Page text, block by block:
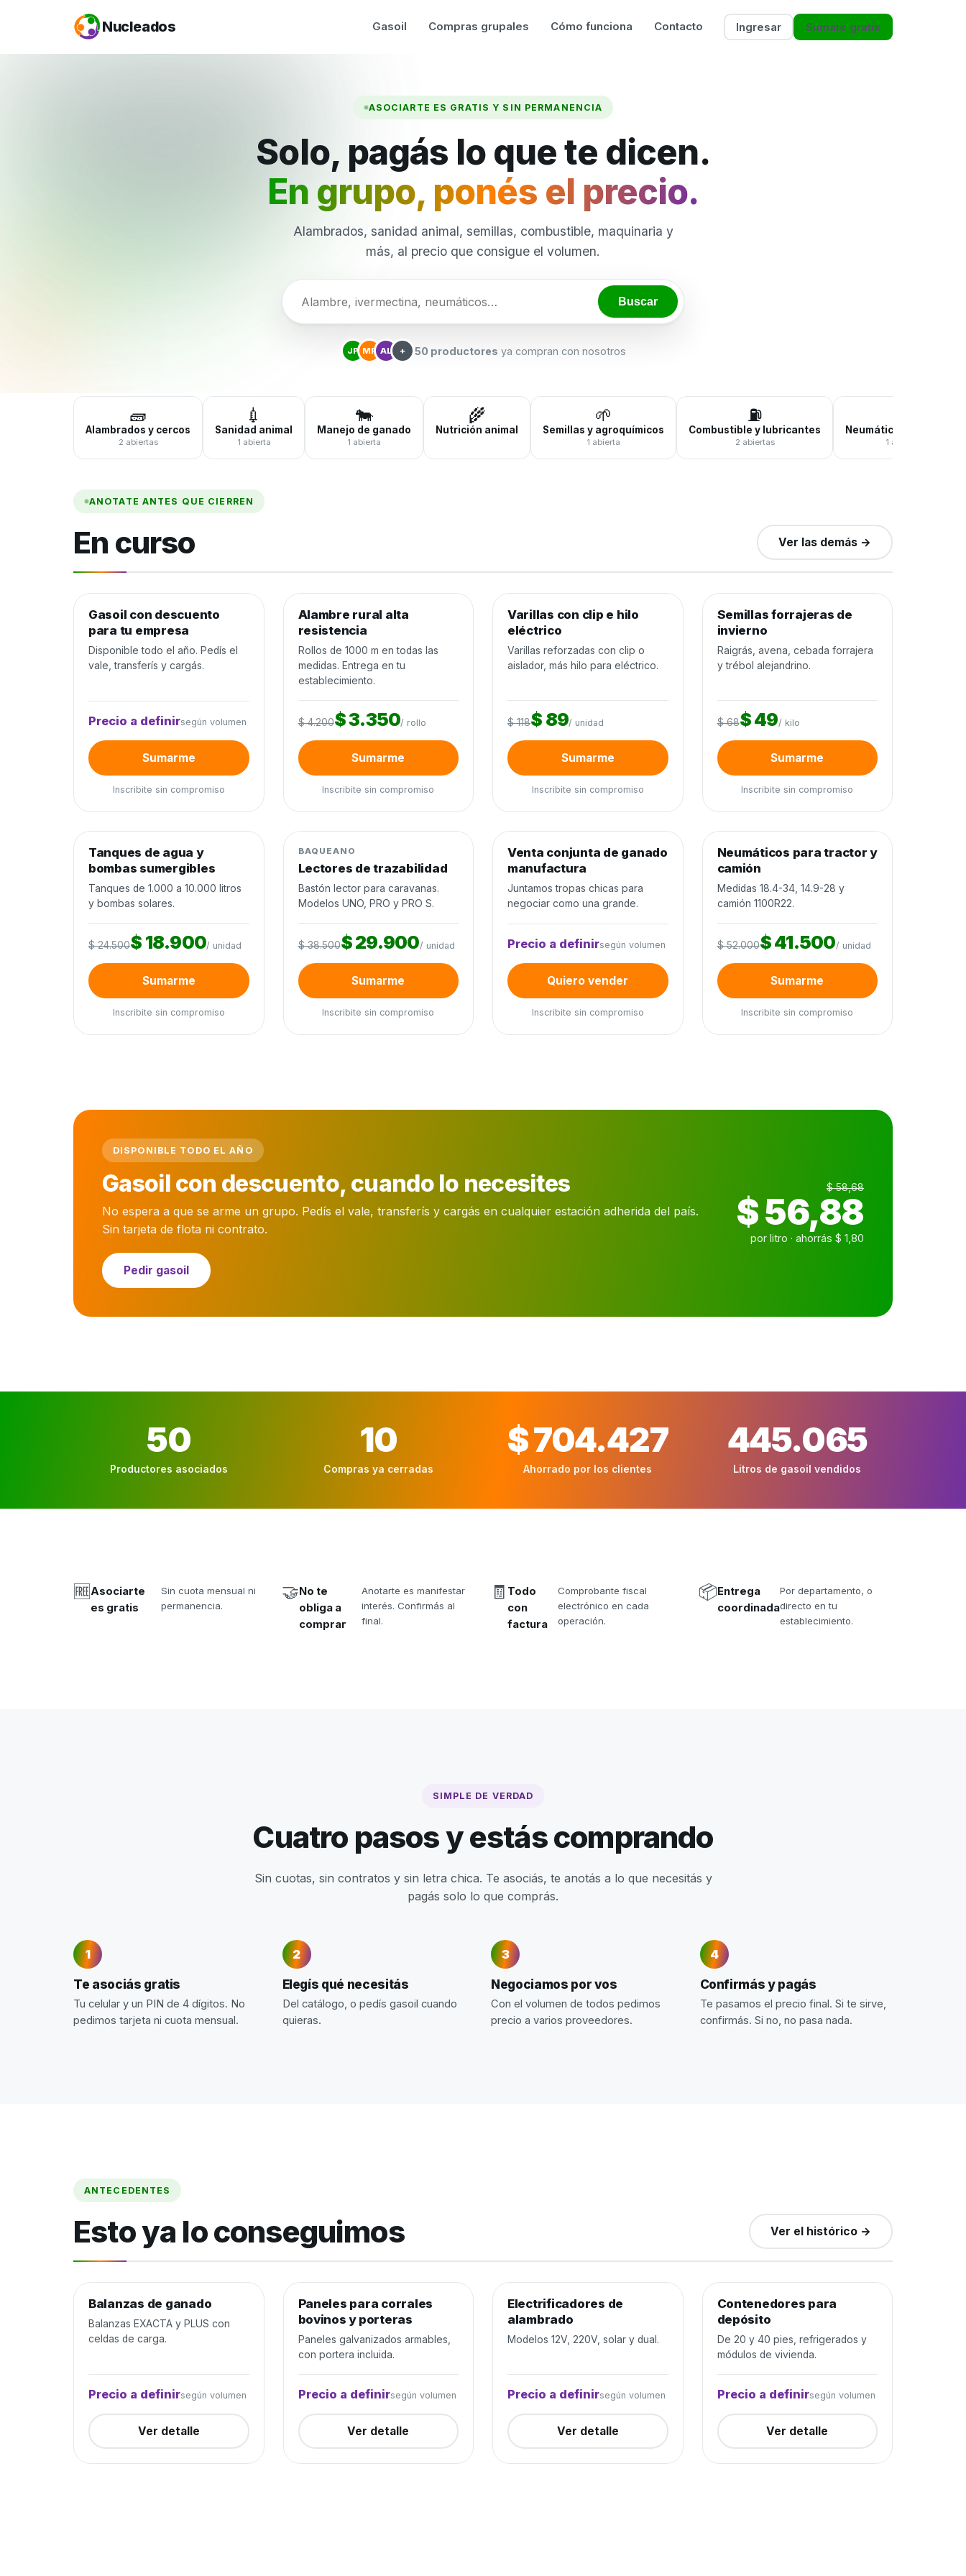
Nucleados Gasoil Compras grupales Cómo funciona Contacto Ingresar Sumate gratis
ASOCIARTE ES GRATIS Y SIN PERMANENCIA
Solo, pagás lo que te dicen.
En grupo, ponés el precio.
Alambrados, sanidad animal, semillas, combustible, maquinaria y
más, al precio que consigue el volumen.
Buscar
JP MR AL + 50 productores ya compran con nosotros
🧱
Alambrados y cercos
2 abiertas
💉
Sanidad animal
1 abierta
🐄
Manejo de ganado
1 abierta
🌾
Nutrición animal
🌱
Semillas y agroquímicos
1 abierta
⛽
Combustible y lubricantes
2 abiertas
Neumáticos y baterías
1 abierta
ANOTATE ANTES QUE CIERREN
En curso Ver las demás →
Combustible y lubricantes
Gasoil con descuento
para tu empresa
Disponible todo el año. Pedís el
vale, transferís y cargás.
Precio a definirsegún volumen
Sumarme
Inscribite sin compromiso
Alambrados y cercos
Alambre rural alta
resistencia
Rollos de 1000 m en todas las
medidas. Entrega en tu
establecimiento.
$ 4.200$ 3.350/ rollo
Sumarme
Inscribite sin compromiso
Alambrados y cercos
Varillas con clip e hilo
eléctrico
Varillas reforzadas con clip o
aislador, más hilo para eléctrico.
$ 118$ 89/ unidad
Sumarme
Inscribite sin compromiso
Semillas y agroquímicos
−28%
Semillas forrajeras de
invierno
Raigrás, avena, cebada forrajera
y trébol alejandrino.
$ 68$ 49/ kilo
Sumarme
Inscribite sin compromiso
Agua y riego
Cierra en 10d
Tanques de agua y
bombas sumergibles
Tanques de 1.000 a 10.000 litros
y bombas solares.
$ 24.500$ 18.900/ unidad
Sumarme
Inscribite sin compromiso
Manejo de ganado
BAQUEANO
Lectores de trazabilidad
Bastón lector para caravanas.
Modelos UNO, PRO y PRO S.
$ 38.500$ 29.900/ unidad
Sumarme
Inscribite sin compromiso
Venta conjunta
Venta conjunta de ganado
manufactura
Juntamos tropas chicas para
negociar como una grande.
Precio a definirsegún volumen
Quiero vender
Inscribite sin compromiso
Neumáticos y baterías −20%
Neumáticos para tractor y
camión
Medidas 18.4-34, 14.9-28 y
camión 1100R22.
$ 52.000$ 41.500/ unidad
Sumarme
Inscribite sin compromiso
DISPONIBLE TODO EL AÑO
Gasoil con descuento, cuando lo necesites
No espera a que se arme un grupo. Pedís el vale, transferís y cargás en cualquier estación adherida del país.
Sin tarjeta de flota ni contrato.
Pedir gasoil
$ 58,68
$ 56,88
por litro · ahorrás $ 1,80
50
Productores asociados
10
Compras ya cerradas
$ 704.427
Ahorrado por los clientes
445.065
Litros de gasoil vendidos
🆓Asociarte
es gratis
Sin cuota mensual ni
permanencia.
🤝No te
obliga a
comprar
Anotarte es manifestar
interés. Confirmás al
final.
🧾 Todo
con
factura
Comprobante fiscal
electrónico en cada
operación.
📦Entrega
coordinada
Por departamento, o
directo en tu
establecimiento.
SIMPLE DE VERDAD
Cuatro pasos y estás comprando
Sin cuotas, sin contratos y sin letra chica. Te asociás, te anotás a lo que necesitás y
pagás solo lo que comprás.
Te asociás gratis
Tu celular y un PIN de 4 dígitos. No
pedimos tarjeta ni cuota mensual.
Elegís qué necesitás
Del catálogo, o pedís gasoil cuando
quieras.
Negociamos por vos
Con el volumen de todos pedimos
precio a varios proveedores.
Confirmás y pagás
Te pasamos el precio final. Si te sirve,
confirmás. Si no, no pasa nada.
ANTECEDENTES
Esto ya lo conseguimos Ver el histórico →
Manejo de ganado Cerrada
Balanzas de ganado
Balanzas EXACTA y PLUS con
celdas de carga.
Precio a definirsegún volumen
Ver detalle
Manejo de ganado Cerrada
Paneles para corrales
bovinos y porteras
Paneles galvanizados armables,
con portera incluida.
Precio a definirsegún volumen
Ver detalle
Alambrados y cercos
Electrificadores de
alambrado
Modelos 12V, 220V, solar y dual.
Precio a definirsegún volumen
Ver detalle
Depósito y construcción
Contenedores para
depósito
De 20 y 40 pies, refrigerados y
módulos de vivienda.
Precio a definirsegún volumen
Ver detalle